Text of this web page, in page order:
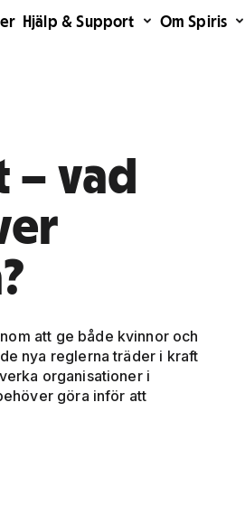
Hjälp & Support Om Spiris
– vad
att ge både kvinnor och
nya reglerna träder i kraft
organisationer i
göra inför att